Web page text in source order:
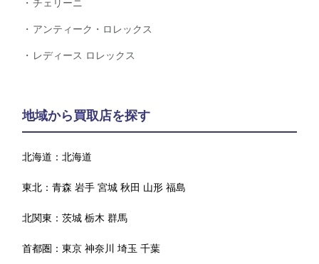
チェリーニ
アンティーク・ロレックス
レディース ロレックス
地域から買取店を探す
北海道：北海道
東北：青森 岩手 宮城 秋田 山形 福島
北関東：茨城 栃木 群馬
首都圏：東京 神奈川 埼玉 千葉